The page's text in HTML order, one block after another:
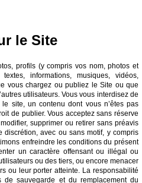
le Site
profils (y compris vos nom, photos et
informations, musiques, vidéos,
vous chargez ou publiez le Site ou que
utilisateurs. Vous vous interdisez de
site, un contenu dont vous n’êtes pas
de publier. Vous acceptez sans réserve
supprimer ou retirer sans préavis
discrétion, avec ou sans motif, y compris
enfreindre les conditions du présent
un caractère offensant ou illégal ou
ou des tiers, ou encore menacer
ou leur porter atteinte. La responsabilité
sauvegarde et du remplacement du